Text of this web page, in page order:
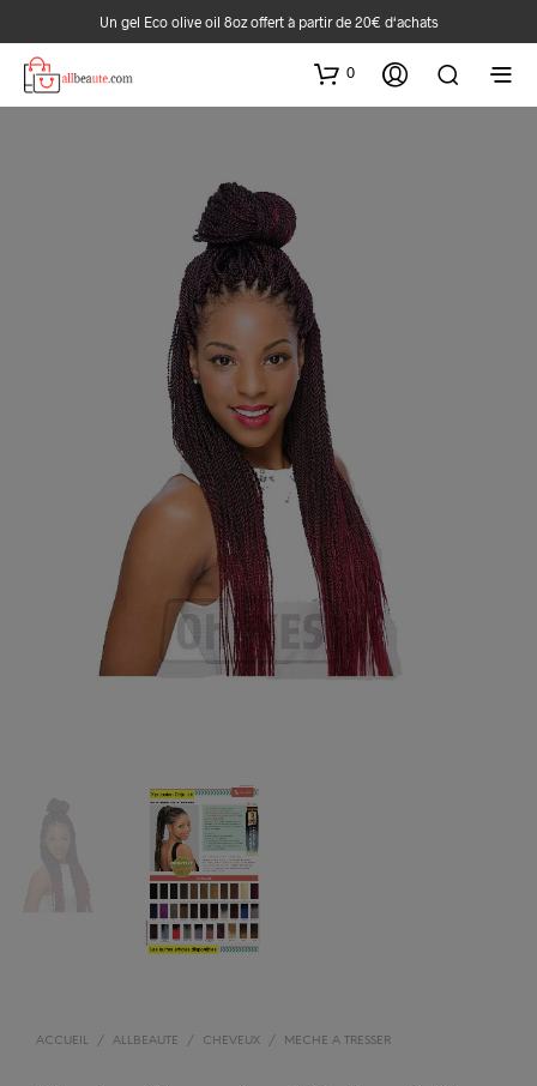
Un gel Eco olive oil 8oz offert à partir de 20€ d‘achats
0
ACCUEIL / ALLBEAUTE / CHEVEUX / MECHE A TRESSER